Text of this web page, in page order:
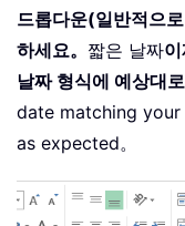
드롭다운(일반적으
하세요。 짧은 날짜
날짜 형식에 예상대로
date matching
as expected。